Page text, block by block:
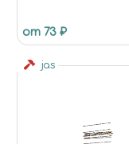
от 73 ₽
jas